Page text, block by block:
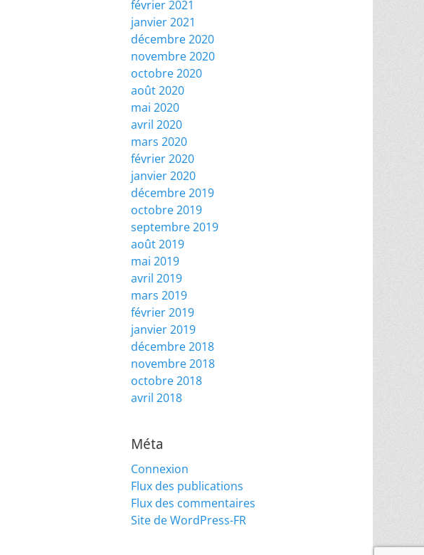
février 2021
janvier 2021
décembre 2020
novembre 2020
octobre 2020
août 2020
mai 2020
avril 2020
mars 2020
février 2020
janvier 2020
décembre 2019
octobre 2019
septembre 2019
août 2019
mai 2019
avril 2019
mars 2019
février 2019
janvier 2019
décembre 2018
novembre 2018
octobre 2018
avril 2018
Méta
Connexion
Flux des publications
Flux des commentaires
Site de WordPress-FR